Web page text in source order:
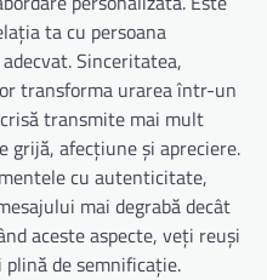
ta cu persoana
Sinceritatea,
transforma urarea într-un
transmite mai mult
grijă, afecțiune și apreciere.
cu autenticitate,
mai degrabă decât
aceste aspecte, veți reuși
de semnificație.